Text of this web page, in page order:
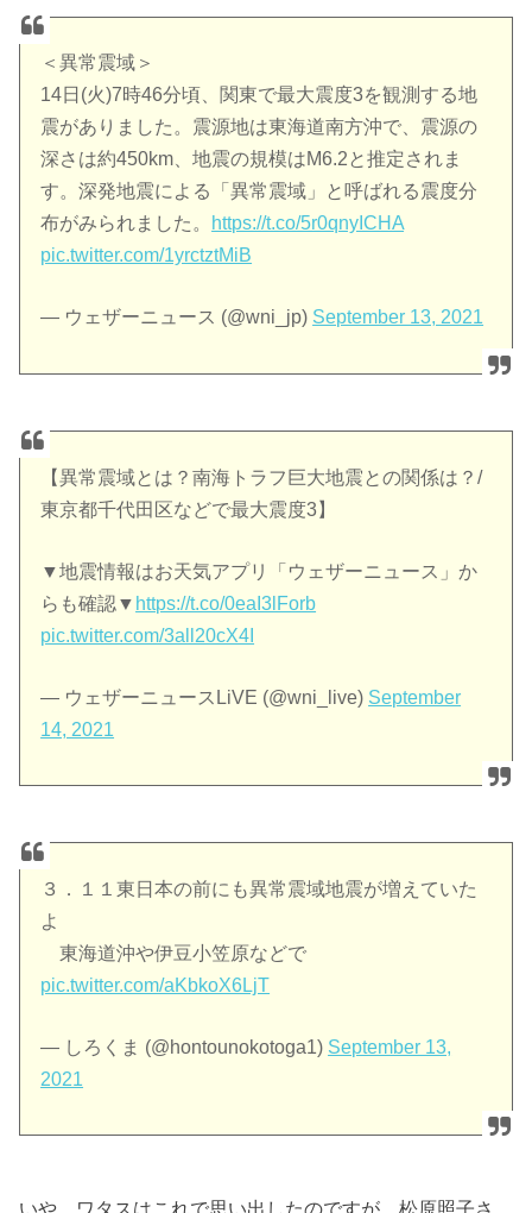
＜異常震域＞
14日(火)7時46分頃、関東で最大震度3を観測する地
震がありました。震源地は東海道南方沖で、震源の
深さは約450km、地震の規模はM6.2と推定されま
す。深発地震による「異常震域」と呼ばれる震度分
布がみられました。
https://t.co/5r0qnyICHA
pic.twitter.com/1yrctztMiB
— ウェザーニュース (@wni_jp) September 13, 2021
【異常震域とは？南海トラフ巨大地震との関係は？/
東京都千代田区などで最大震度3】
▼地震情報はお天気アプリ「ウェザーニュース」か
らも確認▼ https://t.co/0eaI3lForb
pic.twitter.com/3all20cX4I
— ウェザーニュースLiVE (@wni_live) September
14, 2021
３．１１東日本の前にも異常震域地震が増えていた
よ
東海道沖や伊豆小笠原などで
pic.twitter.com/aKbkoX6LjT
— しろくま (@hontounokotoga1) September 13,
2021
いや、ワタスはこれで思い出したのですが、松原照子さ